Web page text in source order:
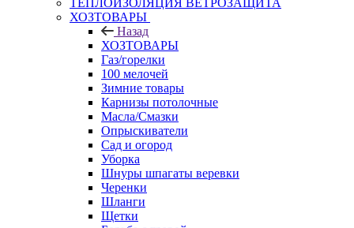
ТЕПЛОИЗОЛЯЦИЯ ВЕТРОЗАЩИТА
ХОЗТОВАРЫ
Назад
ХОЗТОВАРЫ
Газ/горелки
100 мелочей
Зимние товары
Карнизы потолочные
Масла/Смазки
Опрыскиватели
Сад и огород
Уборка
Шнуры шпагаты веревки
Черенки
Шланги
Щетки